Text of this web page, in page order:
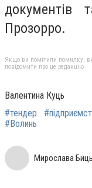
документів
Прозорро.
Якщо ви помітили помилку,
повідомити про це редакцію
Валентина Куць
#тендер
#Волинь
Мирослава